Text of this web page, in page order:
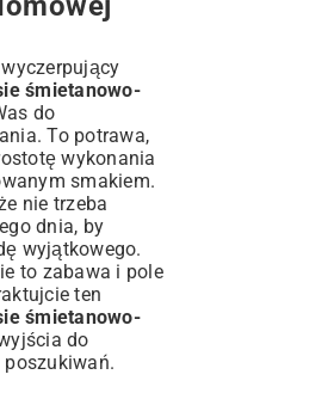
śmietanowo-
do
To potrawa,
wykonania
smakiem.
nie trzeba
dnia, by
wyjątkowego.
to zabawa i pole
ten
śmietanowo-
do
poszukiwań.